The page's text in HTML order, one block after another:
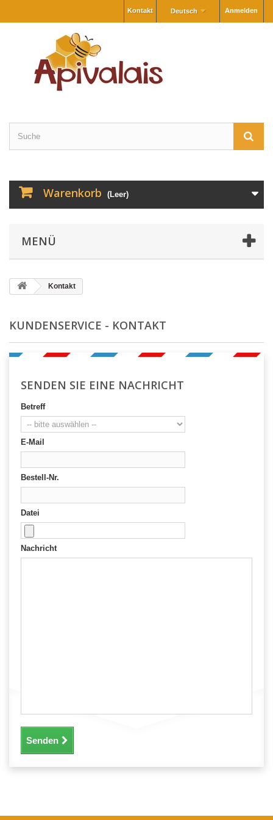
Anmelden
Deutsch
Kontakt
Warenkorb (Leer)
MENÜ
Kontakt
KUNDENSERVICE - KONTAKT
SENDEN SIE EINE NACHRICHT
Betreff
E-Mail
Bestell-Nr.
Datei
Nachricht
Senden